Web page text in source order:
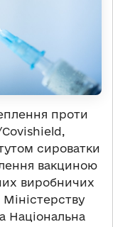
проти
сироватки
вакциною
виробничих
Національна